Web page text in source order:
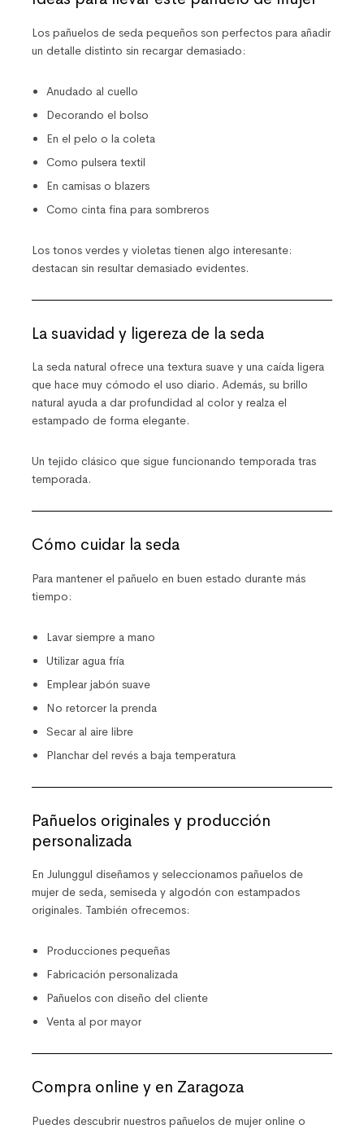
Los pañuelos de seda pequeños son perfectos para añadir
un detalle distinto sin recargar demasiado:
Anudado al cuello
Decorando el bolso
En el pelo o la coleta
Como pulsera textil
En camisas o blazers
Como cinta fina para sombreros
Los tonos verdes y violetas tienen algo interesante:
destacan sin resultar demasiado evidentes.
La suavidad y ligereza de la seda
La seda natural ofrece una textura suave y una caída ligera
que hace muy cómodo el uso diario. Además, su brillo
natural ayuda a dar profundidad al color y realza el
estampado de forma elegante.
Un tejido clásico que sigue funcionando temporada tras
temporada.
Cómo cuidar la seda
Para mantener el pañuelo en buen estado durante más
tiempo:
Lavar siempre a mano
Utilizar agua fría
Emplear jabón suave
No retorcer la prenda
Secar al aire libre
Planchar del revés a baja temperatura
Pañuelos originales y producción
personalizada
EnJulunggul diseñamos y seleccionamos pañuelos de
mujer de seda, semiseda y algodón con estampados
originales. También ofrecemos:
Producciones pequeñas
Fabricación personalizada
Pañuelos con diseño del cliente
Venta al por mayor
Compra online y en Zaragoza
Puedes descubrir nuestros pañuelos de mujer online o